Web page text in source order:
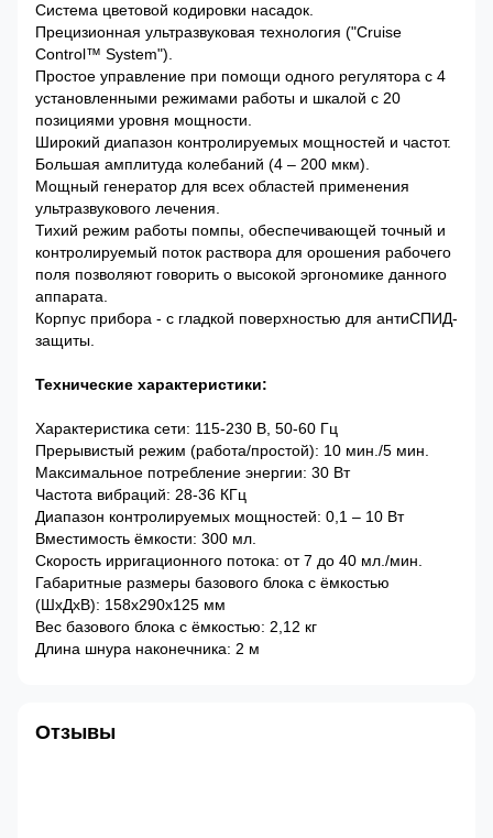
Система цветовой кодировки насадок.
Прецизионная ультразвуковая технология ("Cruise
Control™ System").
Простое управление при помощи одного регулятора с 4
установленными режимами работы и шкалой с 20
позициями уровня мощности.
Широкий диапазон контролируемых мощностей и частот.
Большая амплитуда колебаний (4 – 200 мкм).
Мощный генератор для всех областей применения
ультразвукового лечения.
Тихий режим работы помпы, обеспечивающей точный и
контролируемый поток раствора для орошения рабочего
поля позволяют говорить о высокой эргономике данного
аппарата.
Корпус прибора - с гладкой поверхностью для антиСПИД-
защиты.
Технические характеристики:
Характеристика сети: 115-230 В, 50-60 Гц
Прерывистый режим (работа/простой): 10 мин./5 мин.
Максимальное потребление энергии: 30 Вт
Частота вибраций: 28-36 КГц
Диапазон контролируемых мощностей: 0,1 – 10 Вт
Вместимость ёмкости: 300 мл.
Скорость ирригационного потока: от 7 до 40 мл./мин.
Габаритные размеры базового блока с ёмкостью
(ШхДхВ): 158х290х125 мм
Вес базового блока с ёмкостью: 2,12 кг
Длина шнура наконечника: 2 м
Отзывы